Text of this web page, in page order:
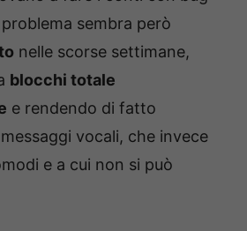
sembra però
nelle scorse settimane,
blocchi totale
e rendendo di fatto
vocali, che invece
e a cui non si può